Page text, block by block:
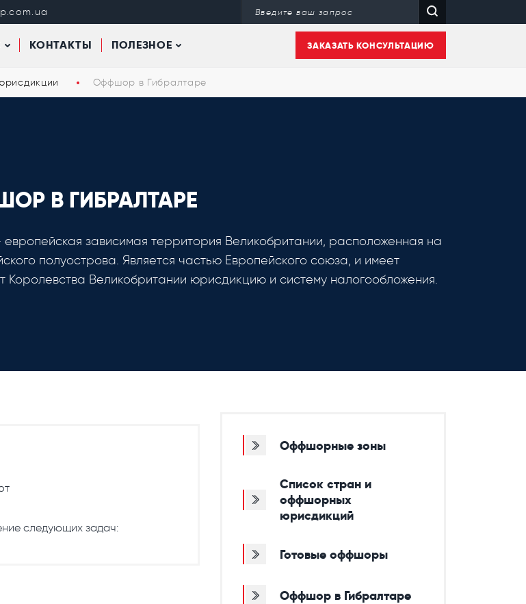
КОНТАКТЫ ПОЛЕЗНОЕ ЗАКАЗАТЬ КОНСУЛЬТАЦИЮ
Оффшор в Гибралтаре
В ГИБРАЛТАРЕ
европейская зависимая территория Великобритании, расположенная на
полуострова. Является частью Европейского союза, и имеет
Королевства Великобритании юрисдикцию и систему налогообложения.
следующих задач:
Оффшорные зоны
Список стран и
оффшорных
юрисдикций
Готовые оффшоры
Оффшор в Гибралтаре